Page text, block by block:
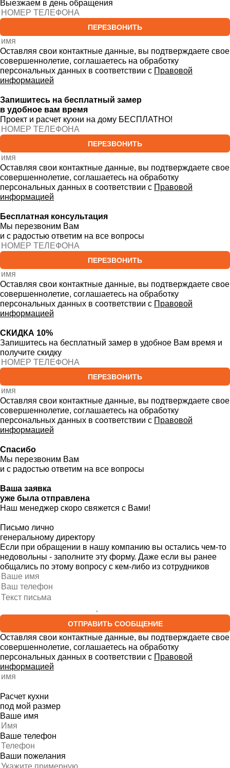
Выезжаем в день обращения
ПЕРЕЗВОНИТЬ
Оставляя свои контактные данные, вы подтверждаете свое
совершеннолетие, соглашаетесь на обработку
персональных данных в соответствии с Правовой
информацией
Запишитесь на бесплатный замер
в удобное вам время
Проект и расчет кухни на дому БЕСПЛАТНО!
ПЕРЕЗВОНИТЬ
Оставляя свои контактные данные, вы подтверждаете свое
совершеннолетие, соглашаетесь на обработку
персональных данных в соответствии с Правовой
информацией
Бесплатная консультация
Мы перезвоним Вам
и с радостью ответим на все вопросы
ПЕРЕЗВОНИТЬ
Оставляя свои контактные данные, вы подтверждаете свое
совершеннолетие, соглашаетесь на обработку
персональных данных в соответствии с Правовой
информацией
СКИДКА 10%
Запишитесь на бесплатный замер в удобное Вам время и
получите скидку
ПЕРЕЗВОНИТЬ
Оставляя свои контактные данные, вы подтверждаете свое
совершеннолетие, соглашаетесь на обработку
персональных данных в соответствии с Правовой
информацией
Спасибо
Мы перезвоним Вам
и с радостью ответим на все вопросы
Ваша заявка
уже была отправлена
Наш менеджер скоро свяжется с Вами!
Письмо лично
генеральному директору
Если при обращении в нашу компанию вы остались чем-то
недовольны - заполните эту форму. Даже если вы ранее
общались по этому вопросу с кем-либо из сотрудников
ОТПРАВИТЬ СООБЩЕНИЕ
Оставляя свои контактные данные, вы подтверждаете свое
совершеннолетие, соглашаетесь на обработку
персональных данных в соответствии с Правовой
информацией
Расчет кухни
под мой размер
Ваше имя
Ваше телефон
Ваши пожелания